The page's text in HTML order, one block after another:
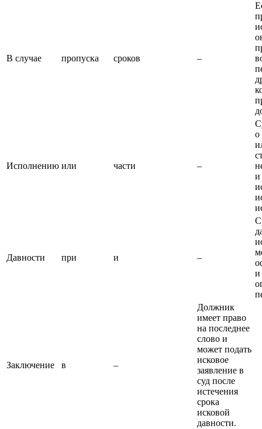
В случае пропуска сроков –
Исполнению или части –
о
и
Давности при и –
и
Заключение в –
Должник
имеет право
на последнее
слово и
может подать
исковое
заявление в
суд после
истечения
срока
исковой
давности.